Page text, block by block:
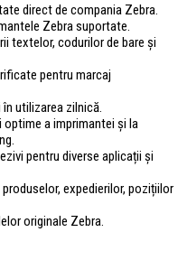
direct de compania Zebra.
Zebra suportate.
textelor, codurilor de bare și
pentru marcaj
în utilizarea zilnică.
a imprimantei și la
pentru diverse aplicații și
expedierilor, pozițiilor
originale Zebra.